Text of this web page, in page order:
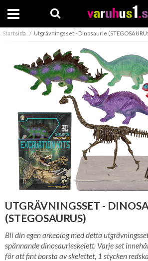
Startsida Utgrävningsset - Dinosaurie
UTGRÄVNINGSSET -
(STEGOSAURUS)
Bli din egen arkeolog med detta
spännande dinosaurieskelett. Varje set
för att fint borsta av skelettet, 1 stycken